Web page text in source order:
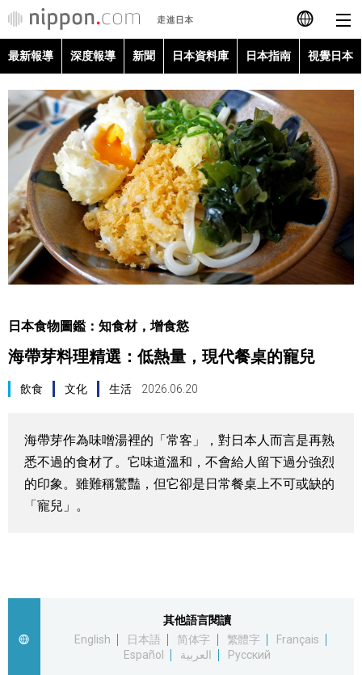
日本語
English
简体字
Français
Español
العربية
最新報導
深度報導
新聞
視覺日本
臺灣香港
更多
最新報導 深度報導 新聞 日本資料庫 日本指南 視覺日本
日本食物圖鑑：知食材，增食慾
海帶芽料理精選：低熱量，現代餐桌的寵兒
飲食 文化 生活 2026.06.20
海帶芽作為味噌湯裡的「常客」，對日本人而言是再熟
悉不過的食材了。它味道溫和，不會給人留下過分強烈
的印象。雖難稱驚豔，但它卻是日常餐桌上不可或缺的
「寵兒」。
其他語言閱讀
English
日本語 简体字 繁體字
Français
Español
العربية Русский